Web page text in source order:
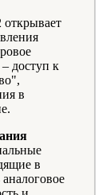
доступ к
в
в